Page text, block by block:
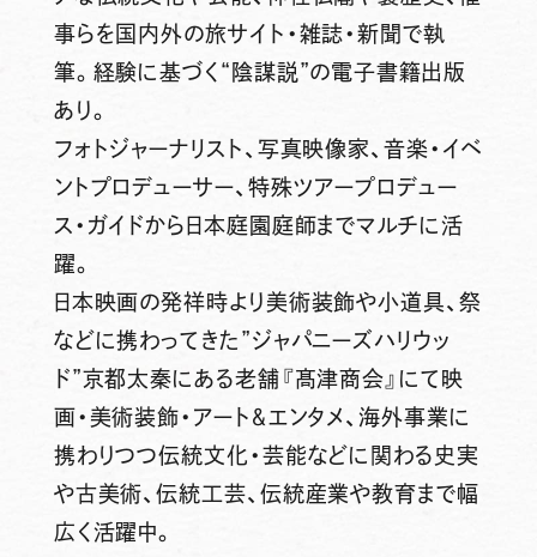
事らを国内外の旅サイト・雑誌・新聞で執
筆。経験に基づく“陰謀説”の電子書籍出版
あり。
フォトジャーナリスト、写真映像家、音楽・イベ
ントプロデューサー、特殊ツアープロデュー
ス・ガイドから日本庭園庭師までマルチに活
躍。
日本映画の発祥時より美術装飾や小道具、祭
などに携わってきた”ジャパニーズハリウッ
ド”京都太秦にある老舗『髙津商会』にて映
画・美術装飾・アート＆エンタメ、海外事業に
携わりつつ伝統文化・芸能などに関わる史実
や古美術、伝統工芸、伝統産業や教育まで幅
広く活躍中。